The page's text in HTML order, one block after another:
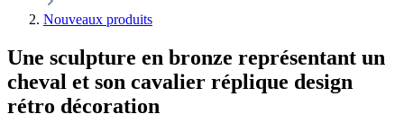
Nouveaux produits
Une sculpture en bronze représentant un
cheval et son cavalier réplique design
rétro décoration